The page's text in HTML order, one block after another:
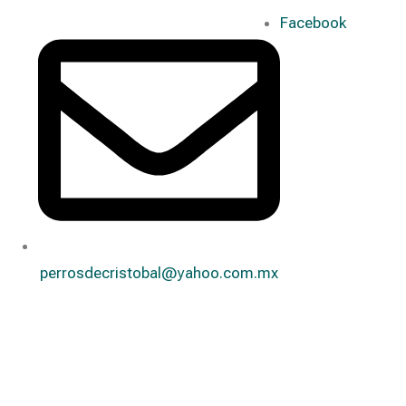
perrosdecristobal@yahoo.com.mx
Facebook